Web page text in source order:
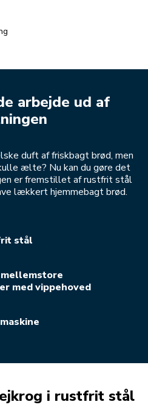
arbejde ud af
duft af friskbagt brød, men
ælte? Nu kan du gøre det
er fremstillet af rustfrit stål
lækkert hjemmebagt brød.
stål
med vippehoved
i rustfrit stål